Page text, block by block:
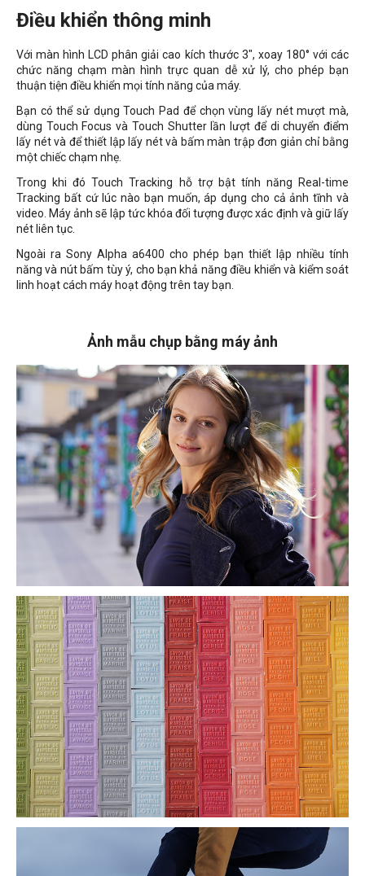
Điều khiển thông minh
Với màn hình LCD phân giải cao kích thước 3", xoay 180° với các
chức năng chạm màn hình trực quan dễ xử lý, cho phép bạn
thuận tiện điều khiển mọi tính năng của máy.
Bạn có thể sử dụng Touch Pad để chọn vùng lấy nét mượt mà,
dùng Touch Focus và Touch Shutter lần lượt để di chuyển điểm
lấy nét và để thiết lập lấy nét và bấm màn trập đơn giản chỉ bằng
một chiếc chạm nhẹ.
Trong khi đó Touch Tracking hỗ trợ bật tính năng Real-time
Tracking bất cứ lúc nào bạn muốn, áp dụng cho cả ảnh tĩnh và
video. Máy ảnh sẽ lập tức khóa đối tượng được xác định và giữ lấy
nét liên tục.
Ngoài ra Sony Alpha a6400 cho phép bạn thiết lập nhiều tính
năng và nút bấm tùy ý, cho bạn khả năng điều khiển và kiểm soát
linh hoạt cách máy hoạt động trên tay bạn.
Ảnh mẫu chụp bằng máy ảnh